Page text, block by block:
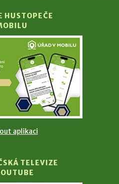
HUSTOPEČE
aplikaci
TELEVIZE